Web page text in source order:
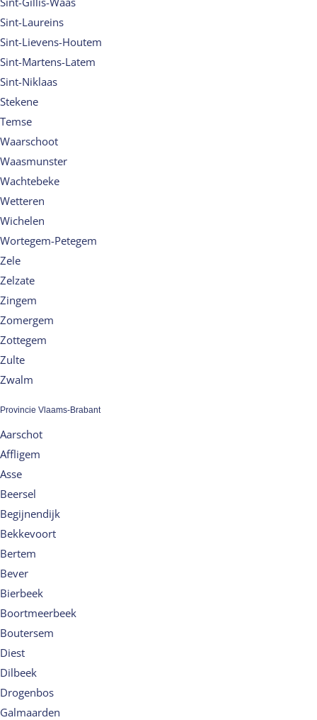
Sint-Laureins
Sint-Lievens-Houtem
Sint-Martens-Latem
Sint-Niklaas
Stekene
Temse
Waarschoot
Waasmunster
Wachtebeke
Wetteren
Wichelen
Wortegem-Petegem
Zele
Zelzate
Zingem
Zomergem
Zottegem
Zulte
Zwalm
Provincie Vlaams-Brabant
Aarschot
Affligem
Asse
Beersel
Begijnendijk
Bekkevoort
Bertem
Bever
Bierbeek
Boortmeerbeek
Boutersem
Diest
Dilbeek
Drogenbos
Galmaarden